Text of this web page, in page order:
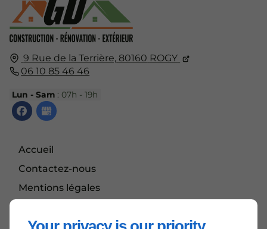
9 Rue de la Terrière, 80160 ROGY
06 10 85 46 46
Lun - Sam : 07h - 19h
Accueil
Contactez-nous
Mentions légales